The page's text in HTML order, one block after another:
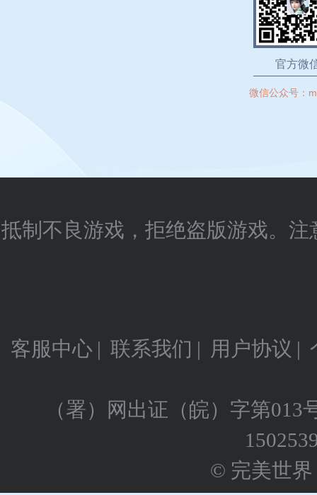
官方微
微信公众号：
抵制不良游戏，拒绝盗版游戏。
客服中心 | 联系我们 | 用户协议 |
（署）网出证（皖）字第013
© 完美世界